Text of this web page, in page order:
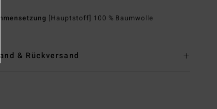
[Hauptstoff] 100 % Baumwolle
& Rückversand